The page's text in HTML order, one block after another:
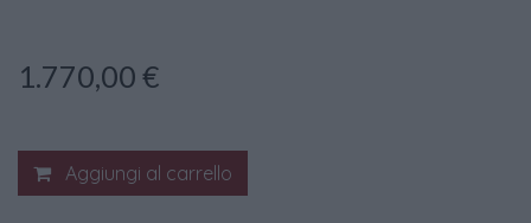
1.770,00 €
Aggiungi al carrello